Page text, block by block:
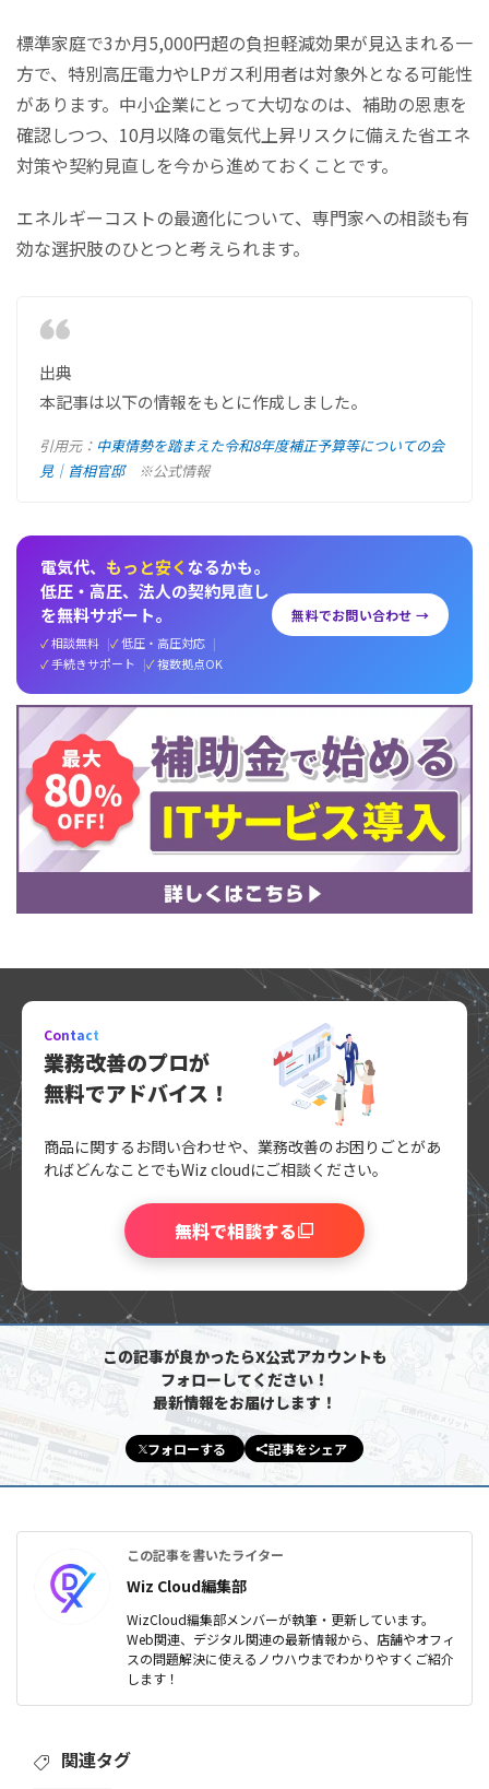
標準家庭で3か月5,000円超の負担軽減効果が見込まれる一
方で、特別高圧電力やLPガス利用者は対象外となる可能性
があります。中小企業にとって大切なのは、補助の恩恵を
確認しつつ、10月以降の電気代上昇リスクに備えた省エネ
対策や契約見直しを今から進めておくことです。
エネルギーコストの最適化について、専門家への相談も有
効な選択肢のひとつと考えられます。
出典
本記事は以下の情報をもとに作成しました。
引用元： 中東情勢を踏まえた令和8年度補正予算等についての会
見｜首相官邸※公式情報
電気代、 もっと安くなるかも。
低圧・高圧、法人の契約見直し
を無料サポート。
相談無料
低圧・高圧対応
手続きサポート
複数拠点OK
無料でお問い合わせ →
Contact
業務改善のプロが
無料でアドバイス！
商品に関するお問い合わせや、業務改善のお困りごとがあ
ればどんなことでもWiz cloudにご相談ください。
無料で相談する
この記事が良かったらX公式アカウントも
フォローしてください！
最新情報をお届けします！
フォローする 記事をシェア
この記事を書いたライター
Wiz Cloud編集部
WizCloud編集部メンバーが執筆・更新しています。
Web関連、デジタル関連の最新情報から、店舗やオフィ
スの問題解決に使えるノウハウまでわかりやすくご紹介
します！
関連タグ